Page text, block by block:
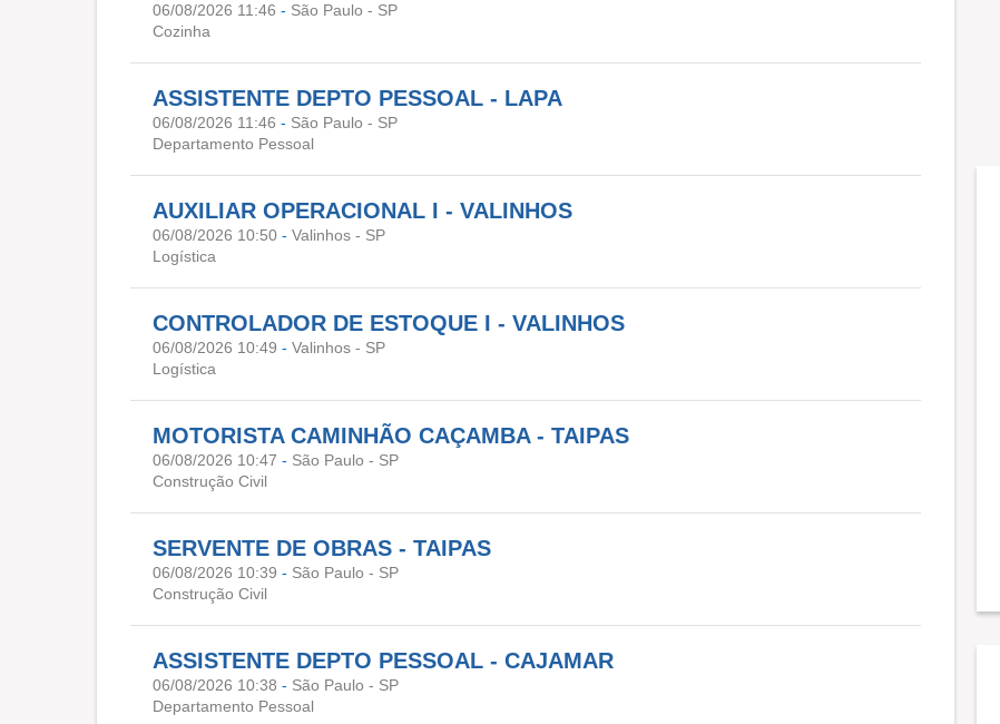
06/08/2026 11:46 - São Paulo - SP
Cozinha
ASSISTENTE DEPTO PESSOAL - LAPA
06/08/2026 11:46 - São Paulo - SP
Departamento Pessoal
AUXILIAR OPERACIONAL I - VALINHOS
06/08/2026 10:50 - Valinhos - SP
Logística
CONTROLADOR DE ESTOQUE I - VALINHOS
06/08/2026 10:49 - Valinhos - SP
Logística
MOTORISTA CAMINHÃO CAÇAMBA - TAIPAS
06/08/2026 10:47 - São Paulo - SP
Construção Civil
SERVENTE DE OBRAS - TAIPAS
06/08/2026 10:39 - São Paulo - SP
Construção Civil
ASSISTENTE DEPTO PESSOAL - CAJAMAR
06/08/2026 10:38 - São Paulo - SP
Departamento Pessoal